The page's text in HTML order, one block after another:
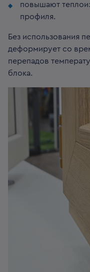
повышают
профиля.
Без использования
деформирует со
перепадов
блока.